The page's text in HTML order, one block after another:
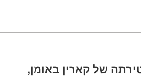
של קארין באומן,